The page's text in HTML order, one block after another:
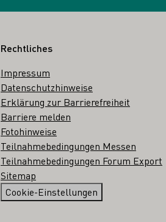
Rechtliches
Impressum
Datenschutzhinweise
Erklärung zur Barrierefreiheit
Barriere melden
Fotohinweise
Teilnahmebedingungen Messen
Teilnahmebedingungen Forum Export
Sitemap
Cookie-Einstellungen